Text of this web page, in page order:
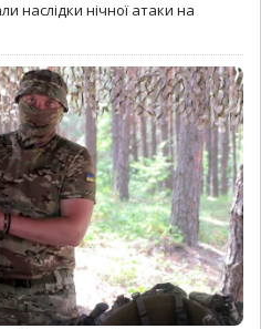
наслідки нічної атаки на